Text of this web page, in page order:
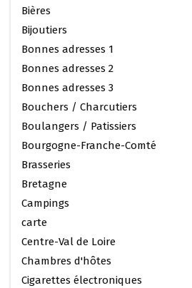
Bières
Bijoutiers
Bonnes adresses 1
Bonnes adresses 2
Bonnes adresses 3
Bouchers / Charcutiers
Boulangers / Patissiers
Bourgogne-Franche-Comté
Brasseries
Bretagne
Campings
carte
Centre-Val de Loire
Chambres d'hôtes
Cigarettes électroniques